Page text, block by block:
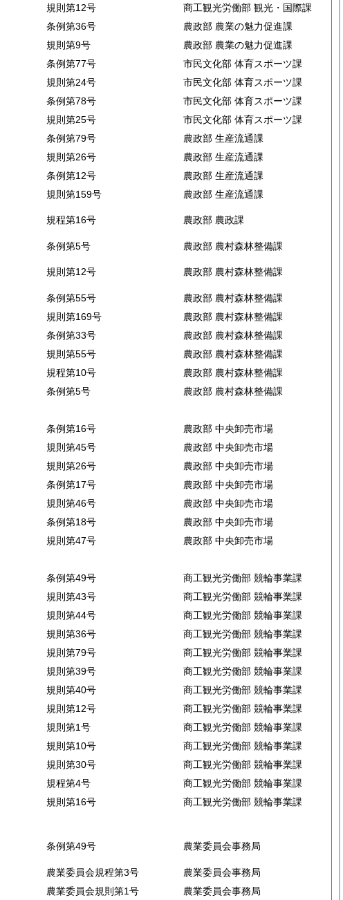
規則第12号
商工観光労働部 観光・国際課
条例第36号
農政部 農業の魅力促進課
規則第9号
農政部 農業の魅力促進課
条例第77号
市民文化部 体育スポーツ課
規則第24号
市民文化部 体育スポーツ課
条例第78号
市民文化部 体育スポーツ課
規則第25号
市民文化部 体育スポーツ課
条例第79号
農政部 生産流通課
規則第26号
農政部 生産流通課
条例第12号
農政部 生産流通課
規則第159号
農政部 生産流通課
規程第16号 農政部 農政課
条例第5号
農政部 農村森林整備課
規則第12号 農政部 農村森林整備課
条例第55号
農政部 農村森林整備課
規則第169号
農政部 農村森林整備課
条例第33号
農政部 農村森林整備課
規則第55号
農政部 農村森林整備課
規程第10号
農政部 農村森林整備課
条例第5号
農政部 農村森林整備課
条例第16号
農政部 中央卸売市場
規則第45号
農政部 中央卸売市場
規則第26号
農政部 中央卸売市場
条例第17号
農政部 中央卸売市場
規則第46号
農政部 中央卸売市場
条例第18号
農政部 中央卸売市場
規則第47号
農政部 中央卸売市場
条例第49号
商工観光労働部 競輪事業課
規則第43号
商工観光労働部 競輪事業課
規則第44号
商工観光労働部 競輪事業課
規則第36号
商工観光労働部 競輪事業課
規則第79号
商工観光労働部 競輪事業課
規則第39号
商工観光労働部 競輪事業課
規則第40号
商工観光労働部 競輪事業課
規則第12号
商工観光労働部 競輪事業課
規則第1号
商工観光労働部 競輪事業課
規則第10号
商工観光労働部 競輪事業課
規則第30号
商工観光労働部 競輪事業課
規程第4号
商工観光労働部 競輪事業課
規則第16号
商工観光労働部 競輪事業課
条例第49号 農業委員会事務局
農業委員会規程第3号
農業委員会事務局
農業委員会規則第1号 農業委員会事務局